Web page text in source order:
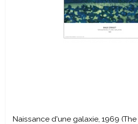
Naissance d'une galaxie, 1969 (The